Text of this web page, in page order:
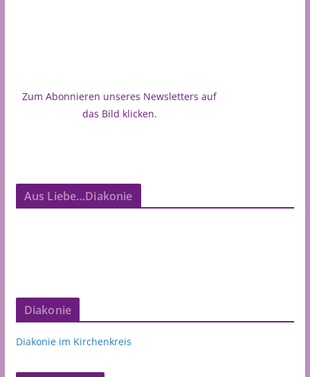
Zum Abonnieren unseres Newsletters auf
das Bild klicken.
Aus Liebe…Diakonie
Diakonie
Diakonie im Kirchenkreis